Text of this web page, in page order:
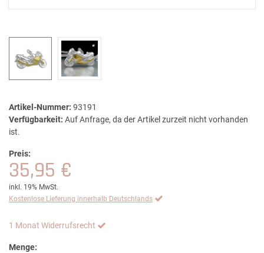
Artikel-Nummer: 93191
Verfügbarkeit: Auf Anfrage, da der Artikel zurzeit nicht vorhanden
ist.
Preis:
35,95 €
inkl. 19% MwSt.
Kostenlose Lieferung innerhalb Deutschlands
1 Monat Widerrufsrecht
Menge: